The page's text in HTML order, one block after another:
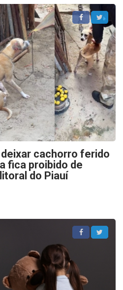
cachorro ferido
fica proibido de
do Piauí